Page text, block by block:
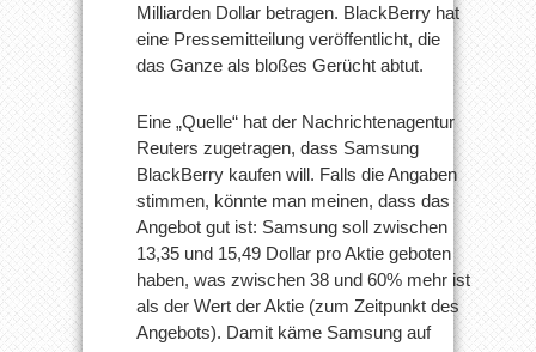
Milliarden Dollar betragen. BlackBerry hat
eine Pressemitteilung veröffentlicht, die
das Ganze als bloßes Gerücht abtut.
Eine „Quelle“ hat der Nachrichtenagentur
Reuters zugetragen, dass Samsung
BlackBerry kaufen will. Falls die Angaben
stimmen, könnte man meinen, dass das
Angebot gut ist: Samsung soll zwischen
13,35 und 15,49 Dollar pro Aktie geboten
haben, was zwischen 38 und 60% mehr ist
als der Wert der Aktie (zum Zeitpunkt des
Angebots). Damit käme Samsung auf